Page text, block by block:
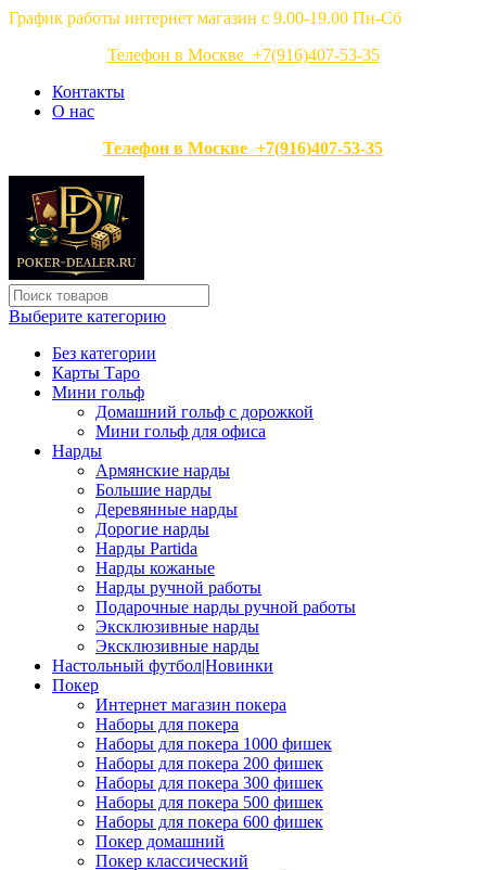
График работы интернет магазин с 9.00-19.00 Пн-Сб
Телефон в Москве +7(916)407-53-35
Контакты
О нас
Телефон в Москве +7(916)407-53-35
Выберите категорию
Без категории
Карты Таро
Мини гольф
Домашний гольф с дорожкой
Мини гольф для офиса
Нарды
Армянские нарды
Большие нарды
Деревянные нарды
Дорогие нарды
Нарды Partida
Нарды кожаные
Нарды ручной работы
Подарочные нарды ручной работы
Эксклюзивные нарды
Эксклюзивные нарды
Настольный футбол|Новинки
Покер
Интернет магазин покера
Наборы для покера
Наборы для покера 1000 фишек
Наборы для покера 200 фишек
Наборы для покера 300 фишек
Наборы для покера 500 фишек
Наборы для покера 600 фишек
Покер домашний
Покер классический